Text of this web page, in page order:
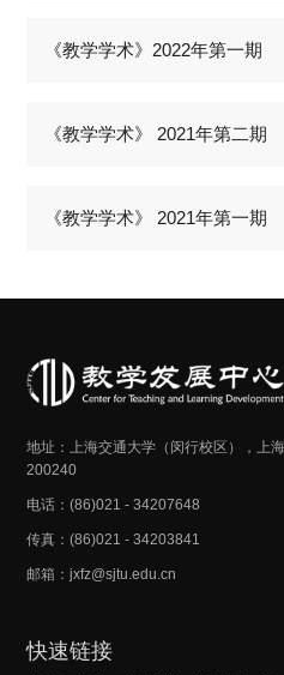
《教学学术》2022年第一期
《教学学术》 2021年第二期
《教学学术》 2021年第一期
地址：上海交通大学（闵行校区），上
200240
电话：(86)021 - 34207648
传真：(86)021 - 34203841
邮箱：jxfz@sjtu.edu.cn
快速链接